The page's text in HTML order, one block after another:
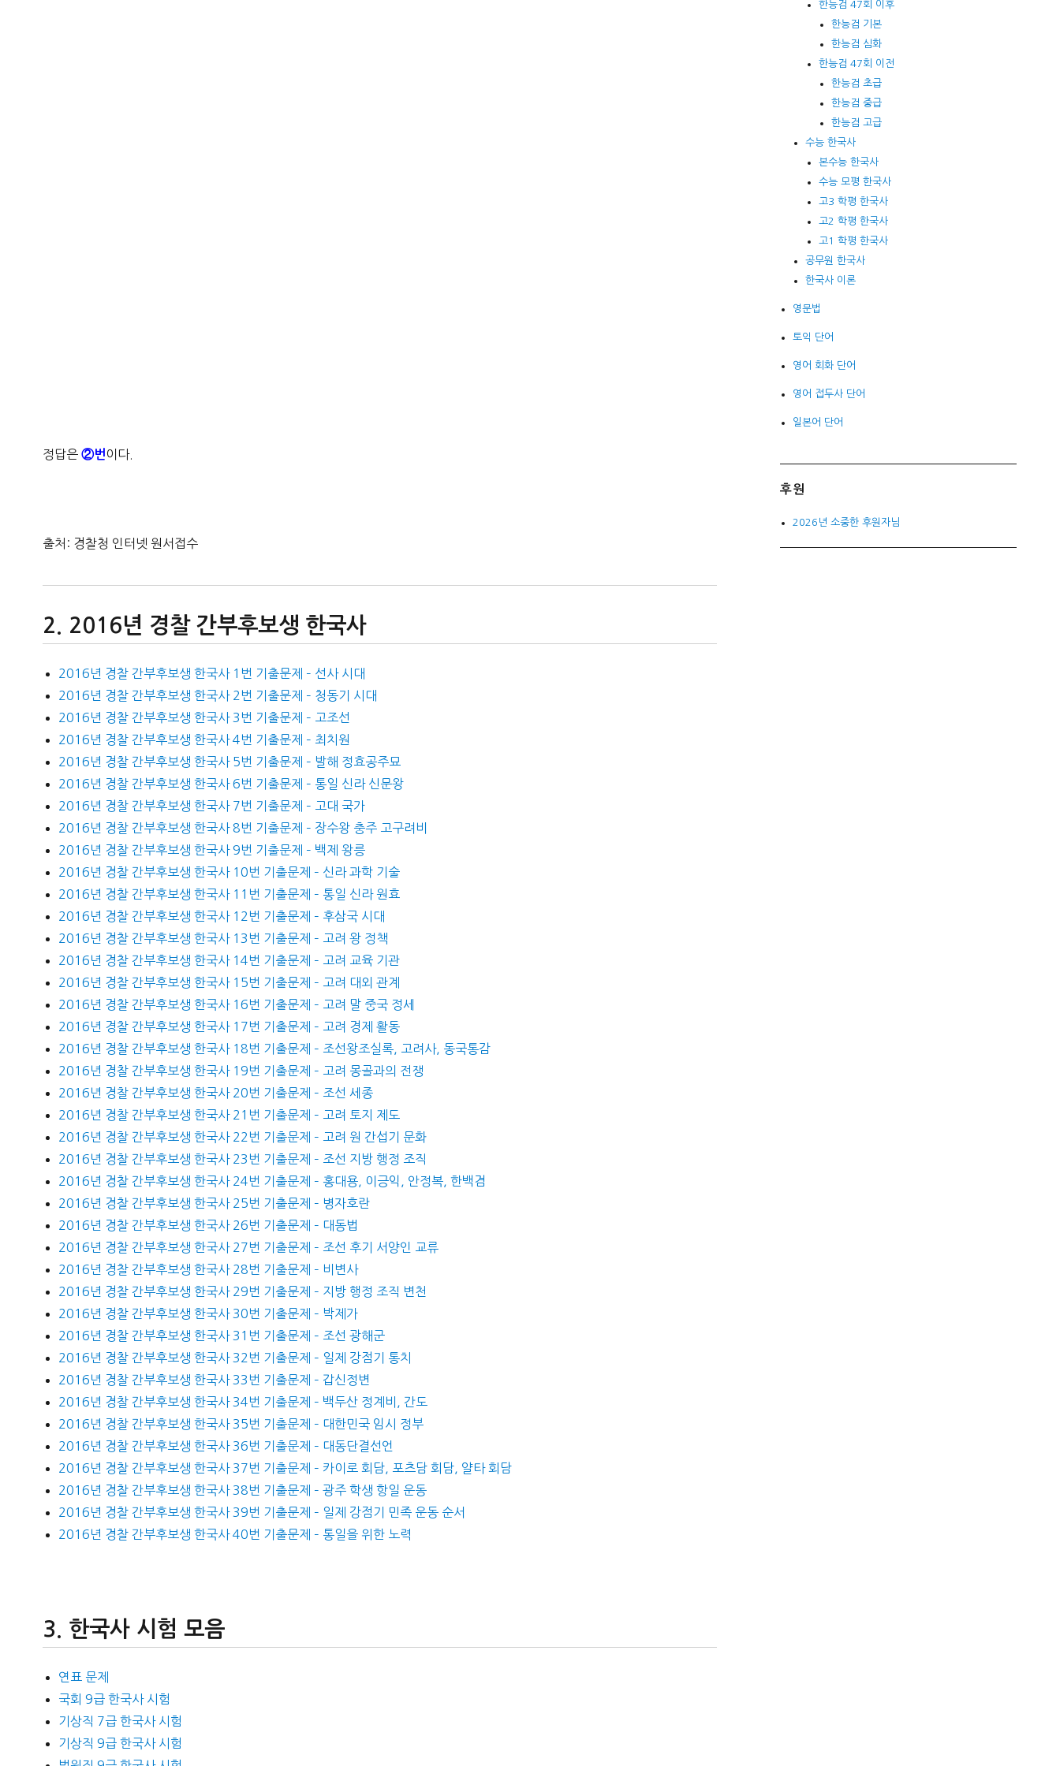
정답은 ②번 이다.
출처: 경찰청 인터넷 원서접수
2016년 경찰 간부후보생 한국사
2016년 경찰 간부후보생 한국사 1번 기출문제 – 선사 시대
2016년 경찰 간부후보생 한국사 2번 기출문제 – 청동기 시대
2016년 경찰 간부후보생 한국사 3번 기출문제 – 고조선
2016년 경찰 간부후보생 한국사 4번 기출문제 – 최치원
2016년 경찰 간부후보생 한국사 5번 기출문제 – 발해 정효공주묘
2016년 경찰 간부후보생 한국사 6번 기출문제 – 통일 신라 신문왕
2016년 경찰 간부후보생 한국사 7번 기출문제 – 고대 국가
2016년 경찰 간부후보생 한국사 8번 기출문제 – 장수왕 충주 고구려비
2016년 경찰 간부후보생 한국사 9번 기출문제 – 백제 왕릉
2016년 경찰 간부후보생 한국사 10번 기출문제 – 신라 과학 기술
2016년 경찰 간부후보생 한국사 11번 기출문제 – 통일 신라 원효
2016년 경찰 간부후보생 한국사 12번 기출문제 – 후삼국 시대
2016년 경찰 간부후보생 한국사 13번 기출문제 – 고려 왕 정책
2016년 경찰 간부후보생 한국사 14번 기출문제 – 고려 교육 기관
2016년 경찰 간부후보생 한국사 15번 기출문제 – 고려 대외 관계
2016년 경찰 간부후보생 한국사 16번 기출문제 – 고려 말 중국 정세
2016년 경찰 간부후보생 한국사 17번 기출문제 – 고려 경제 활동
2016년 경찰 간부후보생 한국사 18번 기출문제 – 조선왕조실록, 고려사, 동국통감
2016년 경찰 간부후보생 한국사 19번 기출문제 – 고려 몽골과의 전쟁
2016년 경찰 간부후보생 한국사 20번 기출문제 – 조선 세종
2016년 경찰 간부후보생 한국사 21번 기출문제 – 고려 토지 제도
2016년 경찰 간부후보생 한국사 22번 기출문제 – 고려 원 간섭기 문화
2016년 경찰 간부후보생 한국사 23번 기출문제 – 조선 지방 행정 조직
2016년 경찰 간부후보생 한국사 24번 기출문제 – 홍대용, 이긍익, 안정복, 한백겸
2016년 경찰 간부후보생 한국사 25번 기출문제 – 병자호란
2016년 경찰 간부후보생 한국사 26번 기출문제 – 대동법
2016년 경찰 간부후보생 한국사 27번 기출문제 – 조선 후기 서양인 교류
2016년 경찰 간부후보생 한국사 28번 기출문제 – 비변사
2016년 경찰 간부후보생 한국사 29번 기출문제 – 지방 행정 조직 변천
2016년 경찰 간부후보생 한국사 30번 기출문제 – 박제가
2016년 경찰 간부후보생 한국사 31번 기출문제 – 조선 광해군
2016년 경찰 간부후보생 한국사 32번 기출문제 – 일제 강점기 통치
2016년 경찰 간부후보생 한국사 33번 기출문제 – 갑신정변
2016년 경찰 간부후보생 한국사 34번 기출문제 – 백두산 정계비, 간도
2016년 경찰 간부후보생 한국사 35번 기출문제 – 대한민국 임시 정부
2016년 경찰 간부후보생 한국사 36번 기출문제 – 대동단결선언
2016년 경찰 간부후보생 한국사 37번 기출문제 – 카이로 회담, 포츠담 회담, 얄타 회담
2016년 경찰 간부후보생 한국사 38번 기출문제 – 광주 학생 항일 운동
2016년 경찰 간부후보생 한국사 39번 기출문제 – 일제 강점기 민족 운동 순서
2016년 경찰 간부후보생 한국사 40번 기출문제 – 통일을 위한 노력
한국사 시험 모음
연표 문제
국회 9급 한국사 시험
기상직 7급 한국사 시험
기상직 9급 한국사 시험
한능검 47회 이후
한능검 기본
한능검 심화
한능검 47회 이전
한능검 초급
한능검 중급
한능검 고급
수능 한국사
본수능 한국사
수능 모평 한국사
고3 학평 한국사
고2 학평 한국사
고1 학평 한국사
공무원 한국사
한국사 이론
영문법
토익 단어
영어 회화 단어
영어 접두사 단어
일본어 단어
후원
2026년 소중한 후원자님